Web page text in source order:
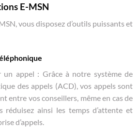
E-MSN
vous disposez d’outils puissants et
un appel : Grâce à notre système de
des appels (ACD), vos appels sont
entre vos conseillers, même en cas de
réduisez ainsi les temps d’attente et
d’appels.